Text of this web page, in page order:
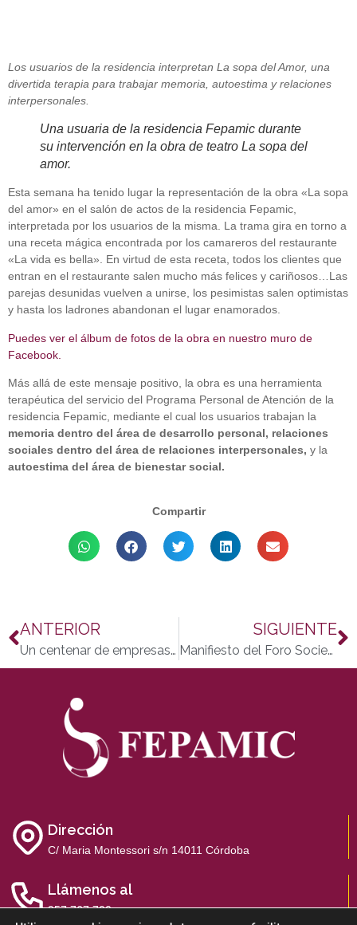
Los usuarios de la residencia interpretan La sopa del Amor, una
divertida terapia para trabajar memoria, autoestima y relaciones
interpersonales.
Una usuaria de la residencia Fepamic durante
su intervención en la obra de teatro La sopa del
amor.
Esta semana ha tenido lugar la representación de la obra «La sopa
del amor» en el salón de actos de la residencia Fepamic,
interpretada por los usuarios de la misma. La trama gira en torno a
una receta mágica encontrada por los camareros del restaurante
«La vida es bella». En virtud de esta receta, todos los clientes que
entran en el restaurante salen mucho más felices y cariñosos…Las
parejas desunidas vuelven a unirse, los pesimistas salen optimistas
y hasta los ladrones abandonan el lugar enamorados.
Puedes ver el álbum de fotos de la obra en nuestro muro de
Facebook.
Más allá de este mensaje positivo, la obra es una herramienta
terapéutica del servicio del Programa Personal de Atención de la
residencia Fepamic, mediante el cual los usuarios trabajan la
memoria dentro del área de desarrollo personal, relaciones
sociales dentro del área de relaciones interpersonales, y la
autoestima del área de bienestar social.
Compartir
ANTERIOR
Un centenar de empresas de vinos, aceite y gastronomía participan en la muestra solidaria a favor de los niños discapacitados de la campiña sur de Cór
SIGUIENTE
Manifiesto del Foro Sociedad y Discapacidad del Distrito Noroeste para el Día Internacional de las Personas con Discapacidad 2014
Dirección
C/ Maria Montessori s/n 14011 Córdoba
Llámenos al
957 767 700